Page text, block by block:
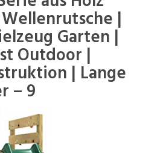
|
Garten |
Outdoor |
| Lange
– 9